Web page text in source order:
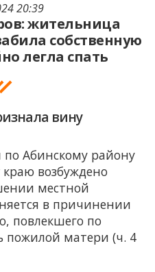
20:39
жительница
собственную
легла спать
вину
Абинскому району
возбуждено
местной
в причинении
повлекшего по
пожилой матери (ч. 4